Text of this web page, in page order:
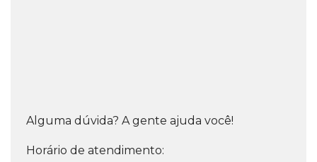
Alguma dúvida? A gente ajuda você!
Horário de atendimento: